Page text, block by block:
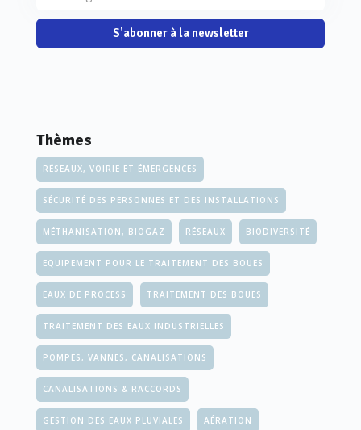
S'abonner à la newsletter
Thèmes
RÉSEAUX, VOIRIE ET ÉMERGENCES
SÉCURITÉ DES PERSONNES ET DES INSTALLATIONS
MÉTHANISATION, BIOGAZ RÉSEAUX BIODIVERSITÉ
EQUIPEMENT POUR LE TRAITEMENT DES BOUES
EAUX DE PROCESS TRAITEMENT DES BOUES
TRAITEMENT DES EAUX INDUSTRIELLES
POMPES, VANNES, CANALISATIONS
CANALISATIONS & RACCORDS
GESTION DES EAUX PLUVIALES AÉRATION